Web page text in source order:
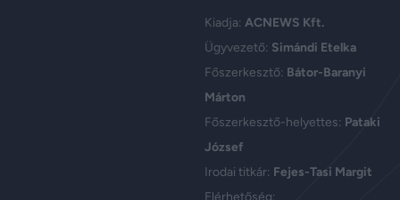
Kiadja: ACNEWS Kft.
Ügyvezető: Simándi Etelka
Főszerkesztő: Bátor-Baranyi
Márton
Főszerkesztő-helyettes: Pataki
József
Irodai titkár: Fejes-Tasi Margit
Elérhetőség: